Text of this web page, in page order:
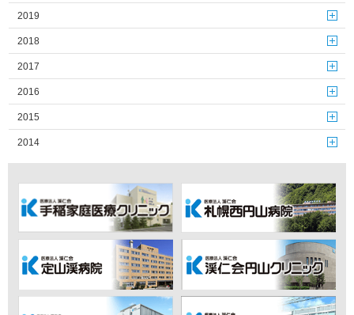
2019
2018
2017
2016
2015
2014